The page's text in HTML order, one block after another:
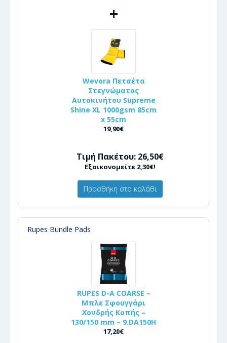
+
Wevora Πετσέτα
Στεγνώματος
Αυτοκινήτου Supreme
Shine XL 1000gsm 85cm
x 55cm
19,90€
Τιμή Πακέτου: 26,50€
Εξοικονομείτε 2,30€!
Προσθήκη στο καλάθι
Rupes Bundle Pads
RUPES D-A COARSE –
Μπλε Σφουγγάρι
Χονδρής Κοπής –
130/150 mm – 9.DA150H
17,20€